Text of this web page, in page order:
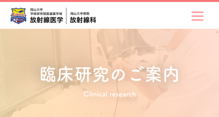
臨床研究のご案内
Clinical research